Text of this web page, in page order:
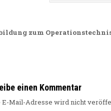
zum
einen Kommentar
E-Mail-Adresse wird nicht